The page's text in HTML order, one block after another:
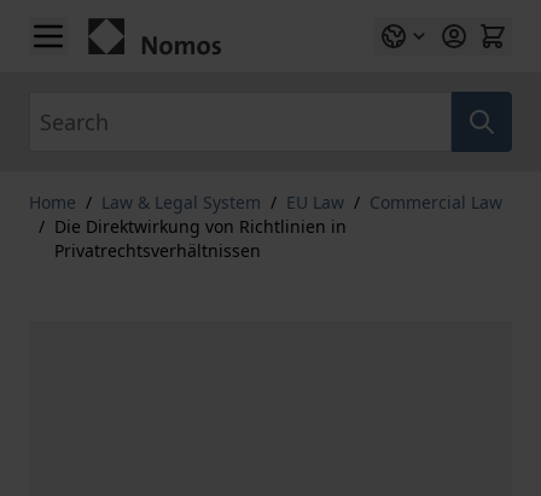
Skip to Content
Home / Law & Legal System / EU Law / Commercial Law
/ Die Direktwirkung von Richtlinien in
Privatrechtsverhältnissen